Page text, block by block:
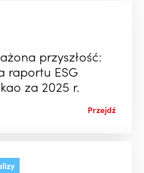
przyszłość:
raportu ESG
za 2025 r.
Przejdź